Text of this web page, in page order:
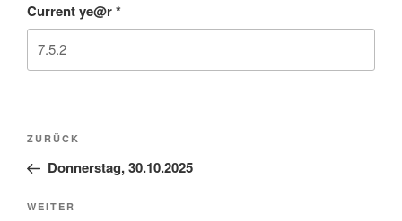
Current ye@r*
Beitragsnavigation
Vorheriger
Beitrag
ZURÜCK
Donnerstag, 30.10.2025
Nächster
WEITER